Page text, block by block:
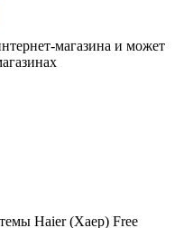
магазина и может
Haier (Хаер) Free